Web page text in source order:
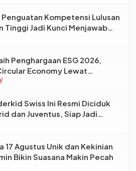
Kompetensi Lulusan
Tinggi Jadi Kunci Menjawab
Dunia Kerja
Penghargaan ESG 2026,
Economy Lewat
Limbah Berkelanjutan
Swiss Ini Resmi Diciduk
dan Juventus, Siap Jadi
Eropa
17 Agustus Unik dan Kekinian
Bikin Suasana Makin Pecah